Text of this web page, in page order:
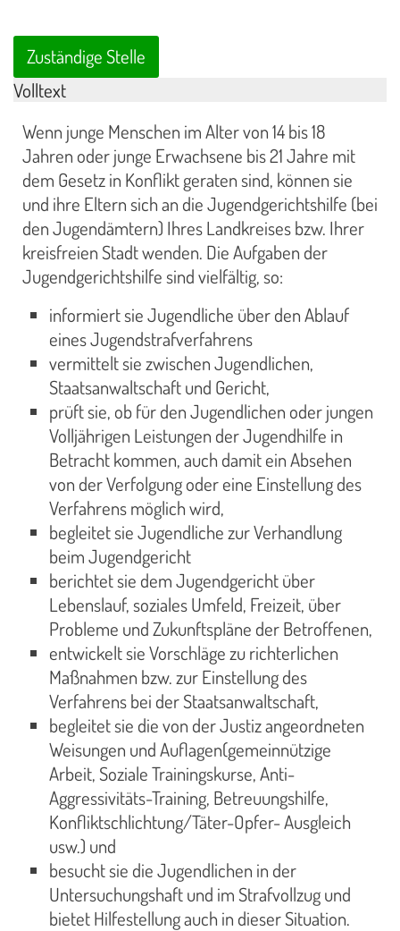
Zuständige Stelle
Volltext
Wenn junge Menschen im Alter von 14 bis 18
Jahren oder junge Erwachsene bis 21 Jahre mit
dem Gesetz in Konflikt geraten sind, können sie
und ihre Eltern sich an die Jugendgerichtshilfe (bei
den Jugendämtern) Ihres Landkreises bzw. Ihrer
kreisfreien Stadt wenden. Die Aufgaben der
Jugendgerichtshilfe sind vielfältig, so:
informiert sie Jugendliche über den Ablauf
eines Jugendstrafverfahrens
vermittelt sie zwischen Jugendlichen,
Staatsanwaltschaft und Gericht,
prüft sie, ob für den Jugendlichen oder jungen
Volljährigen Leistungen der Jugendhilfe in
Betracht kommen, auch damit ein Absehen
von der Verfolgung oder eine Einstellung des
Verfahrens möglich wird,
begleitet sie Jugendliche zur Verhandlung
beim Jugendgericht
berichtet sie dem Jugendgericht über
Lebenslauf, soziales Umfeld, Freizeit, über
Probleme und Zukunftspläne der Betroffenen,
entwickelt sie Vorschläge zu richterlichen
Maßnahmen bzw. zur Einstellung des
Verfahrens bei der Staatsanwaltschaft,
begleitet sie die von der Justiz angeordneten
Weisungen und Auflagen(gemeinnützige
Arbeit, Soziale Trainingskurse, Anti-
Aggressivitäts-Training, Betreuungshilfe,
Konfliktschlichtung/Täter-Opfer- Ausgleich
usw.) und
besucht sie die Jugendlichen in der
Untersuchungshaft und im Strafvollzug und
bietet Hilfestellung auch in dieser Situation.